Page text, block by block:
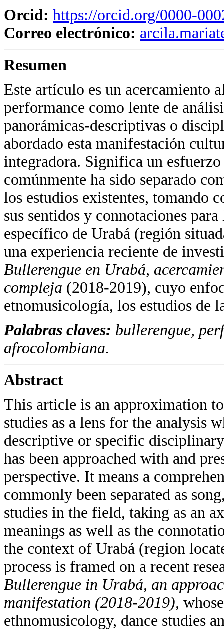
Orcid: https://orcid.org/0000-
Correo electrónico:
Resumen
Este artículo es un acercamiento
performance como lente de
panorámicas-descriptivas o
abordado esta manifestación
integradora. Significa un
comúnmente ha sido separado
los estudios existentes, tomando
sus sentidos y connotaciones
específico de Urabá (región
una experiencia reciente de
Bullerengue en Urabá,
compleja (2018-2019), cuyo
etnomusicología, los estudios de
Palabras claves: bullerengue,
afrocolombiana.
Abstract
This article is an approximation
studies as a lens for the analysis
descriptive or specific
has been approached with and
perspective. It means a
commonly been separated as
studies in the field, taking as an
meanings as well as the
the context of Urabá (region
process is framed on a recent
Bullerengue in Urabá, an
manifestation (2018-2019),
ethnomusicology, dance studies